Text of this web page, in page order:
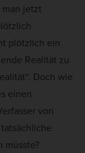
jetzt
plötzlich ein
Realität zu
Doch wie
einen
von
müsste?